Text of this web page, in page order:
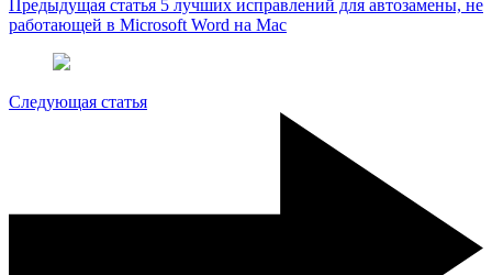
Предыдущая статья 5 лучших исправлений для автозамены, не
работающей в Microsoft Word на Mac
Следующая статья